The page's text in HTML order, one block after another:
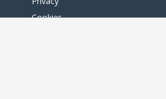
Cookies